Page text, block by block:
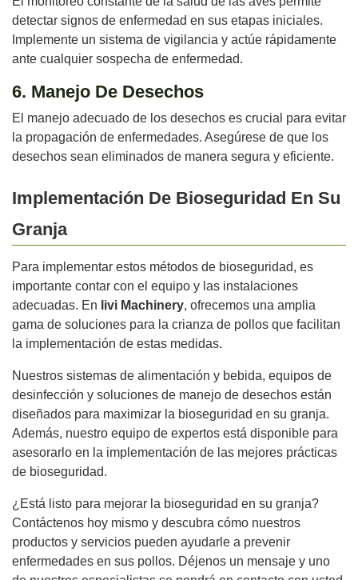
detectar signos de enfermedad en sus etapas iniciales.
Implemente un sistema de vigilancia y actúe rápidamente
ante cualquier sospecha de enfermedad.
6. Manejo De Desechos
El manejo adecuado de los desechos es crucial para evitar
la propagación de enfermedades. Asegúrese de que los
desechos sean eliminados de manera segura y eficiente.
Implementación De Bioseguridad En Su
Granja
Para implementar estos métodos de bioseguridad, es
importante contar con el equipo y las instalaciones
adecuadas. En livi Machinery, ofrecemos una amplia
gama de soluciones para la crianza de pollos que facilitan
la implementación de estas medidas.
Nuestros sistemas de alimentación y bebida, equipos de
desinfección y soluciones de manejo de desechos están
diseñados para maximizar la bioseguridad en su granja.
Además, nuestro equipo de expertos está disponible para
asesorarlo en la implementación de las mejores prácticas
de bioseguridad.
¿Está listo para mejorar la bioseguridad en su granja?
Contáctenos hoy mismo y descubra cómo nuestros
productos y servicios pueden ayudarle a prevenir
enfermedades en sus pollos. Déjenos un mensaje y uno